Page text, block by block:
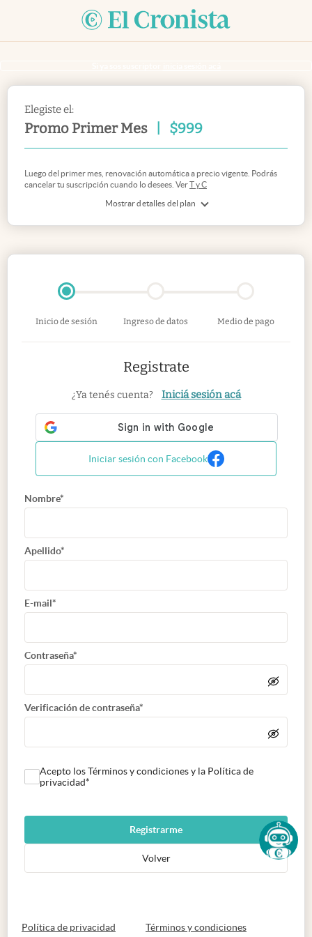
Elegiste el:
Promo Primer Mes $999
Mostrar detalles del plan
Luego del primer mes, renovación automática a precio vigente. Podrás
cancelar tu suscripción cuando lo desees. VerT y C
Inicio de sesión Ingreso de datos Medio de pago
Registrate
¿Ya tenés cuenta? Iniciá sesión acá
Iniciar sesión con Facebook
Nombre*
Apellido*
E-mail*
Contraseña*
Verificación de contraseña*
Acepto los Términos y condiciones y la Política de
privacidad*
Registrarme
Volver
Política de privacidad abre en nueva pestaña
Términos y condicionesabre en nueva